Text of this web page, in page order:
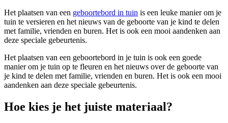
Het plaatsen van een geboortebord in tuin is een leuke manier om je
tuin te versieren en het nieuws van de geboorte van je kind te delen
met familie, vrienden en buren. Het is ook een mooi aandenken aan
deze speciale gebeurtenis.
Het plaatsen van een geboortebord in je tuin is ook een goede
manier om je tuin op te fleuren en het nieuws over de geboorte van
je kind te delen met familie, vrienden en buren. Het is ook een mooi
aandenken aan deze speciale gebeurtenis.
Hoe kies je het juiste materiaal?